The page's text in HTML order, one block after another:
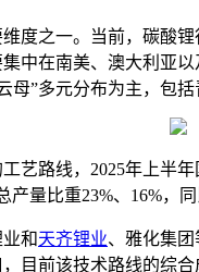
度之一。当前，碳酸
中在南美、澳大利亚
”多元分布为主，包
艺路线，2025年上半
量比重23%、16%，同
和天齐锂业、雅化集
目前该技术路线的综合